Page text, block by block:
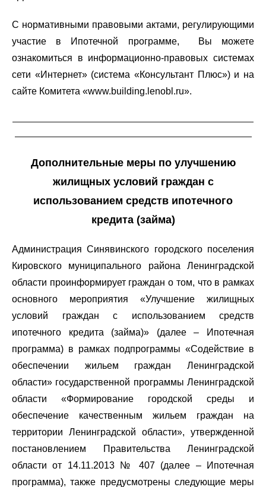
С нормативными правовыми актами, регулирующими
участие в Ипотечной программе, Вы можете
ознакомиться в информационно-правовых системах
сети «Интернет» (система «Консультант Плюс») и на
сайте Комитета «www.building.lenobl.ru».
Дополнительные меры по улучшению
жилищных условий граждан с
использованием средств ипотечного
кредита (займа)
Администрация Синявинского городского поселения
Кировского муниципального района Ленинградской
области проинформирует граждан о том, что в рамках
основного мероприятия «Улучшение жилищных
условий граждан с использованием средств
ипотечного кредита (займа)» (далее – Ипотечная
программа) в рамках подпрограммы «Содействие в
обеспечении жильем граждан Ленинградской
области» государственной программы Ленинградской
области «Формирование городской среды и
обеспечение качественным жильем граждан на
территории Ленинградской области», утвержденной
постановлением Правительства Ленинградской
области от 14.11.2013 № 407 (далее – Ипотечная
программа), также предусмотрены следующие меры